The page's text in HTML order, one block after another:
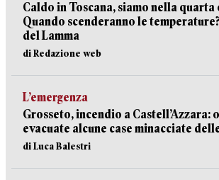
Caldo in Toscana, siamo nella quarta
Quando scenderanno le
del Lamma
di Redazione web
L’emergenza
Grosseto, incendio a Castell’Azzara:
evacuate alcune case minacciate
di Luca Balestri